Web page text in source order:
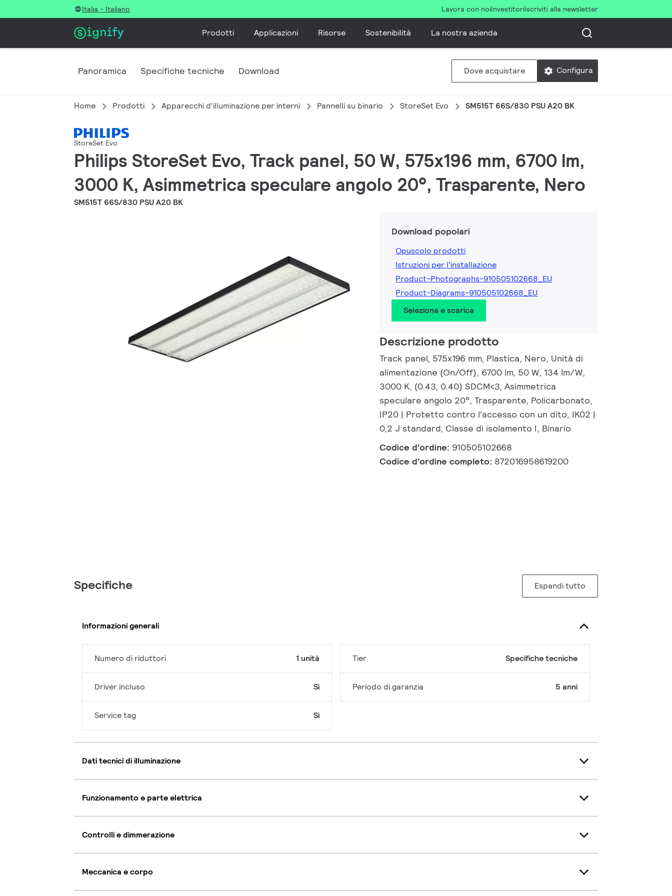
Italia - Italiano Lavora con noiInvestitoriIscriviti alla newsletter
Prodotti Applicazioni Risorse Sostenibilità La nostra azienda
Panoramica Specifiche tecniche Download Dove acquistare Configura
Home Prodotti Apparecchi d'illuminazione per interni Pannelli su binario StoreSet Evo SM515T 66S/830 PSU A20 BK
StoreSet Evo
Philips StoreSet Evo, Track panel, 50 W, 575x196 mm, 6700 lm,
3000 K, Asimmetrica speculare angolo 20°, Trasparente, Nero
SM515T 66S/830 PSU A20 BK
Download popolari
Opuscolo prodotti
Istruzioni per l'installazione
Product-Photographs-910505102668_EU
Product-Diagrams-910505102668_EU
Seleziona e scarica
Descrizione prodotto
Track panel, 575x196 mm, Plastica, Nero, Unità di
alimentazione (On/Off), 6700 lm, 50 W, 134 lm/W,
3000 K, (0.43, 0.40) SDCM<3, Asimmetrica
speculare angolo 20°, Trasparente, Policarbonato,
IP20 | Protetto contro l'accesso con un dito, IK02 |
0,2 J standard, Classe di isolamento I, Binario
Codice d'ordine: 910505102668
Codice d'ordine completo: 872016958619200
Specifiche Espandi tutto
Informazioni generali
Numero di riduttori 1 unità
Driver incluso Sì
Service tag Sì
Tier Specifiche tecniche
Periodo di garanzia 5 anni
Dati tecnici di illuminazione
Funzionamento e parte elettrica
Controlli e dimmerazione
Meccanica e corpo